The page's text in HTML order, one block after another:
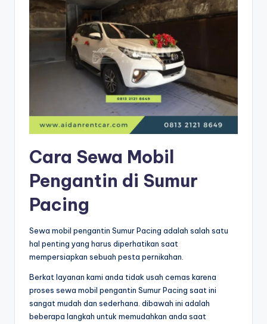
Cara Sewa Mobil
Pengantin di Sumur
Pacing
Sewa mobil pengantin Sumur Pacing adalah salah satu
hal penting yang harus diperhatikan saat
mempersiapkan sebuah pesta pernikahan.
Berkat layanan kami anda tidak usah cemas karena
proses sewa mobil pengantin Sumur Pacing saat ini
sangat mudah dan sederhana. dibawah ini adalah
beberapa langkah untuk memudahkan anda saat